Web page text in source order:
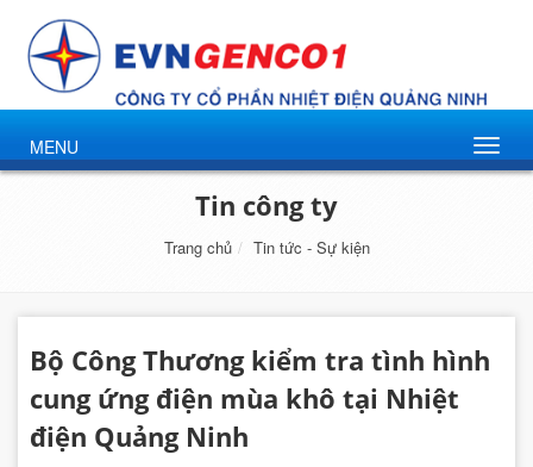
MENU
Tin công ty
Trang chủ Tin tức - Sự kiện
Bộ Công Thương kiểm tra tình hình
cung ứng điện mùa khô tại Nhiệt
điện Quảng Ninh